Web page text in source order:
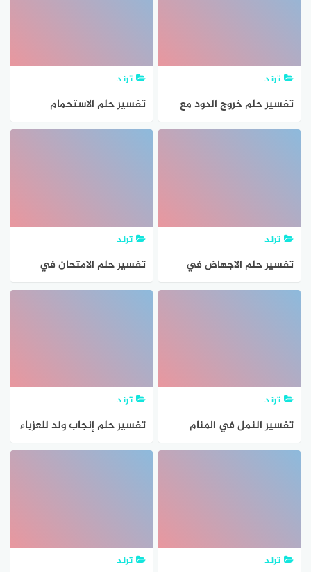
ترند
تفسير حلم خروج الدود مع
البراز في المنام
ترند
تفسير حلم الاستحمام
بالصابون في المنام للعالم
ترند
تفسير حلم الاجهاض في
المنام
ترند
تفسير حلم الامتحان في
المنام
ترند
تفسير النمل في المنام
معني حلم النمل
ترند
تفسير حلم إنجاب ولد للعزباء
ترند ترند